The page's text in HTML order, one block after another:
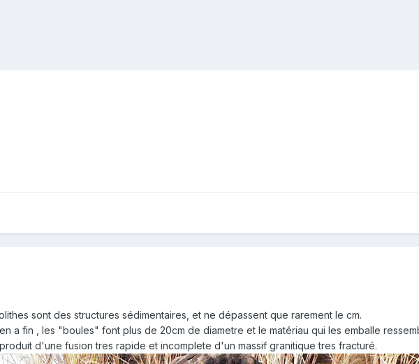
sont des structures sédimentaires, et ne dépassent que rarement le cm.
a fin , les "boules" font plus de 20cm de diametre et le matériau qui les emballe
d'une fusion tres rapide et incomplete d'un massif granitique tres fracturé.